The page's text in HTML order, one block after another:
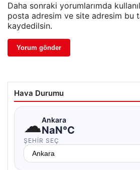
Daha sonraki yorumlarımda
posta adresim ve site adresim bu
kaydedilsin.
Hava Durumu
☁Ankara
NaN°C
ŞEHIR SEÇ